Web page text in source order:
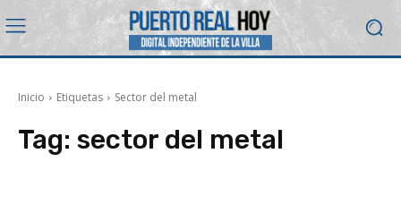
Inicio Etiquetas Sector del metal
Tag: sector del metal